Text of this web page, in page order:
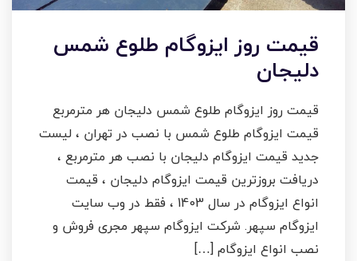
قیمت روز ایزوگام طلوع شمس
دلیجان
قیمت روز ایزوگام طلوع شمس دلیجان هر مترمربع
قیمت ایزوگام طلوع شمس با نصب در تهران ، لیست
جدید قیمت ایزوگام دلیجان با نصب هر مترمربع ،
دریافت بروزترین قیمت ایزوگام دلیجان ، قیمت
انواع ایزوگام در سال 1403 ، فقط در وب سایت
ایزوگام سپهر. شرکت ایزوگام سپهر مجری فروش و
نصب انواع ایزوگام […]